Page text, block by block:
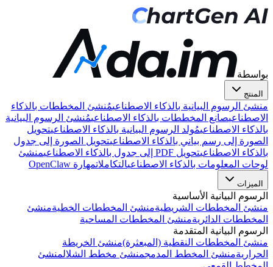
بواسطة
المنتج
منشئ الرسوم البيانية بالذكاء الاصطناعيمُنشئ المخططات بالذكاء
الاصطناعيصانع المخططات بالذكاء الاصطناعيمُنشئ الرسوم البيانية
بالذكاء الاصطناعيمُولد الرسوم البيانية بالذكاء الاصطناعيتحويل
الصورة إلى رسم بياني بالذكاء الاصطناعيتحويل الصورة إلى جدول
بالذكاء الاصطناعيتحويل PDF إلى جدول بالذكاء الاصطناعي
منشئ
لوحات المعلومات بالذكاء الاصطناعيالتكاملاتمهارة OpenClaw
الميزات
الرسوم البيانية الأساسية
منشئ المخططات الشريطيةمنشئ المخططات الخطيةمنشئ
المخططات الدائريةمنشئ المخططات المساحية
الرسوم البيانية المتقدمة
منشئ المخططات النقطية (المبعثرة)منشئ الخريطة
الحراريةمنشئ المخطط المدمجمنشئ مخطط الشلالمنشئ